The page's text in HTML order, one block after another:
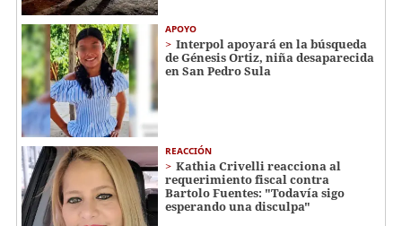
APOYO
Interpol apoyará en la búsqueda
de Génesis Ortiz, niña desaparecida
en San Pedro Sula
REACCIÓN
Kathia Crivelli reacciona al
requerimiento fiscal contra
Bartolo Fuentes: "Todavía sigo
esperando una disculpa"